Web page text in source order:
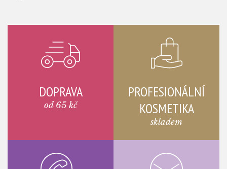
DOPRAVA
od 65 kč
PROFESIONÁLNÍ
KOSMETIKA
skladem